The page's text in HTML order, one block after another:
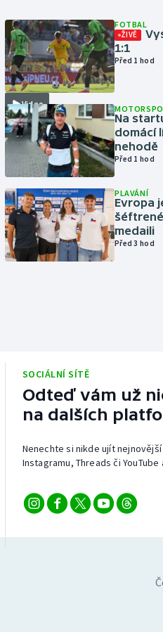
Video
FOTBAL
ŽIVĚ
1:1
Před 1 hod
Na
domácí
nehodě
Před 1 hod
PLAVÁNÍ
Evropa
medaili
Před 3 hod
SOCIÁLNÍ SÍTĚ
Odteď vám už
na dalších
Nenechte si nikde ujít
Instagramu, Threads či